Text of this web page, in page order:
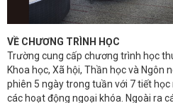
VỀ CHƯƠNG TRÌNH HỌC
Trường cung cấp chương trình học
Khoa học, Xã hội, Thần học và Ngôn
phiên 5 ngày trong tuần với 7 tiết học
các hoạt động ngoại khóa. Ngoài ra